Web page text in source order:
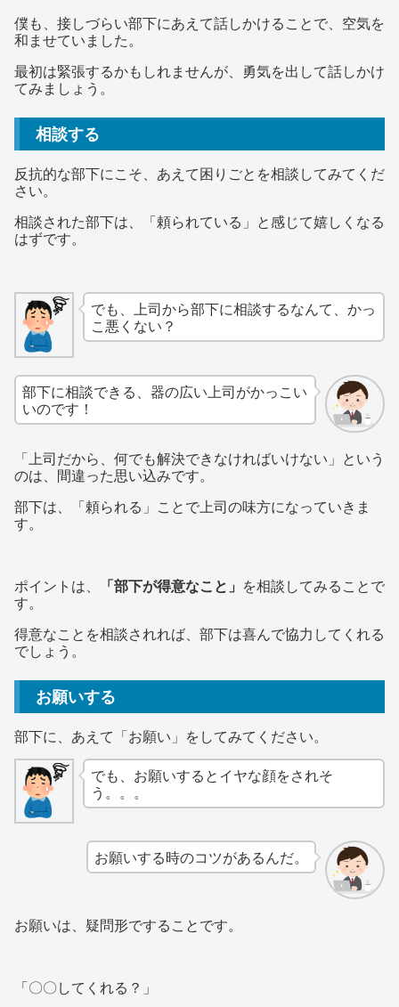
僕も、接しづらい部下にあえて話しかけることで、空気を
和ませていました。
最初は緊張するかもしれませんが、勇気を出して話しかけ
てみましょう。
相談する
反抗的な部下にこそ、あえて困りごとを相談してみてくだ
さい。
相談された部下は、「頼られている」と感じて嬉しくなる
はずです。
でも、上司から部下に相談するなんて、かっ
こ悪くない？
部下に相談できる、器の広い上司がかっこい
いのです！
「上司だから、何でも解決できなければいけない」という
のは、間違った思い込みです。
部下は、「頼られる」ことで上司の味方になっていきま
す。
ポイントは、 「部下が得意なこと」 を相談してみることで
す。
得意なことを相談されれば、部下は喜んで協力してくれる
でしょう。
お願いする
部下に、あえて「お願い」をしてみてください。
でも、お願いするとイヤな顔をされそ
う。。。
お願いする時のコツがあるんだ。
お願いは、疑問形ですることです。
「〇〇してくれる？」